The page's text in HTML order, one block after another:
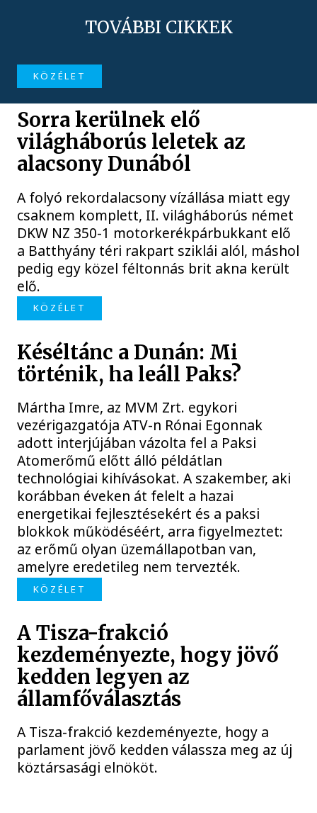
TOVÁBBI CIKKEK
KÖZÉLET
Sorra kerülnek elő
világháborús leletek az
alacsony Dunából
A folyó rekordalacsony vízállása miatt egy
csaknem komplett, II. világháborús német
DKW NZ 350-1 motorkerékpárbukkant elő
a Batthyány téri rakpart sziklái alól, máshol
pedig egy közel féltonnás brit akna került
elő.
KÖZÉLET
Késéltánc a Dunán: Mi
történik, ha leáll Paks?
Mártha Imre, az MVM Zrt. egykori
vezérigazgatója ATV-n Rónai Egonnak
adott interjújában vázolta fel a Paksi
Atomerőmű előtt álló példátlan
technológiai kihívásokat. A szakember, aki
korábban éveken át felelt a hazai
energetikai fejlesztésekért és a paksi
blokkok működéséért, arra figyelmeztet:
az erőmű olyan üzemállapotban van,
amelyre eredetileg nem tervezték.
KÖZÉLET
A Tisza-frakció
kezdeményezte, hogy jövő
kedden legyen az
államfőválasztás
A Tisza-frakció kezdeményezte, hogy a
parlament jövő kedden válassza meg az új
köztársasági elnököt.